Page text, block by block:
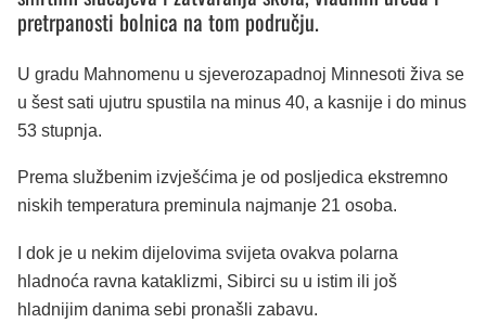
pretrpanosti bolnica na tom području.
U gradu Mahnomenu u sjeverozapadnoj Minnesoti živa se
u šest sati ujutru spustila na minus 40, a kasnije i do minus
53 stupnja.
Prema službenim izvješćima je od posljedica ekstremno
niskih temperatura preminula najmanje 21 osoba.
I dok je u nekim dijelovima svijeta ovakva polarna
hladnoća ravna kataklizmi, Sibirci su u istim ili još
hladnijim danima sebi pronašli zabavu.